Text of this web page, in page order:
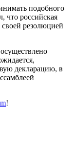
подобного
что российская
резолюцией
декларацию, в
!